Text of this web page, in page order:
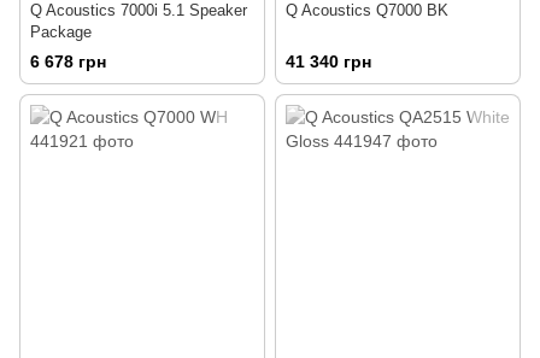
Q Acoustics 7000i 5.1 Speaker
Package
6 678 грн
Q Acoustics Q7000 BK
41 340 грн